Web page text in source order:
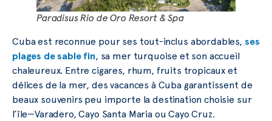
Paradisus Rio de Oro Resort & Spa
Cuba est reconnue pour ses tout-inclus abordables, ses
plages de sable fin, sa mer turquoise et son accueil
chaleureux. Entre cigares, rhum, fruits tropicaux et
délices de la mer, des vacances à Cuba garantissent de
beaux souvenirs peu importe la destination choisie sur
l’île—Varadero, Cayo Santa Maria ou Cayo Cruz.